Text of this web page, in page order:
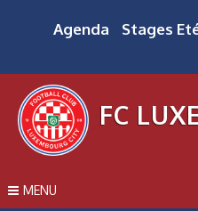
Agenda Stages
FC
MENU